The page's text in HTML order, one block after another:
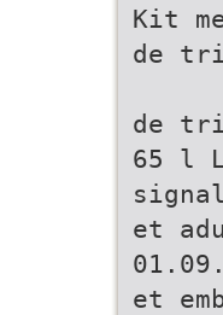
Kit
de
de
65 l
et
et